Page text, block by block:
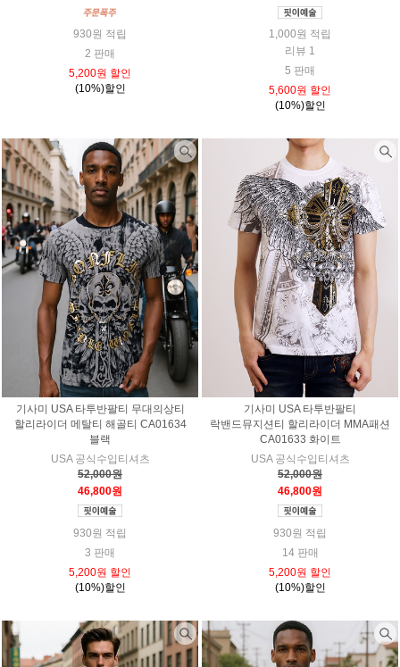
930원 적립
2 판매
5,200원 할인
(10%)할인
1,000원 적립
리뷰 1
5 판매
5,600원 할인
(10%)할인
기사미 USA 타투반팔티 무대의상티
할리라이더 메탈티 해골티 CA01634
블랙
USA 공식수입티셔츠
52,000원
46,800원
930원 적립
3 판매
5,200원 할인
(10%)할인
기사미 USA 타투반팔티
락밴드뮤지션티 할리라이더 MMA패션
CA01633 화이트
USA 공식수입티셔츠
52,000원
46,800원
930원 적립
14 판매
5,200원 할인
(10%)할인